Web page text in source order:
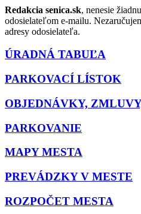
Redakcia senica.sk, nenesie
odosielateľom e-mailu.
adresy odosielateľa.
ÚRADNÁ TABUĽA
PARKOVACÍ LÍSTOK
OBJEDNÁVKY,
PARKOVANIE
MAPY MESTA
PREVÁDZKY V MESTE
ROZPOČET MESTA